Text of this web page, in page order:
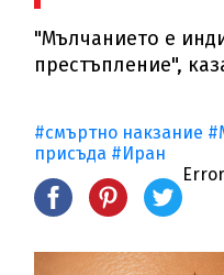
"Мълчанието е
престъпление",
#смъртно накзание
присъда #Иран